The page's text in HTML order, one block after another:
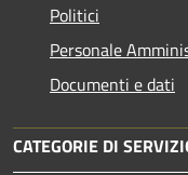
Politici
Personale
Documenti e dati
CATEGORIE DI